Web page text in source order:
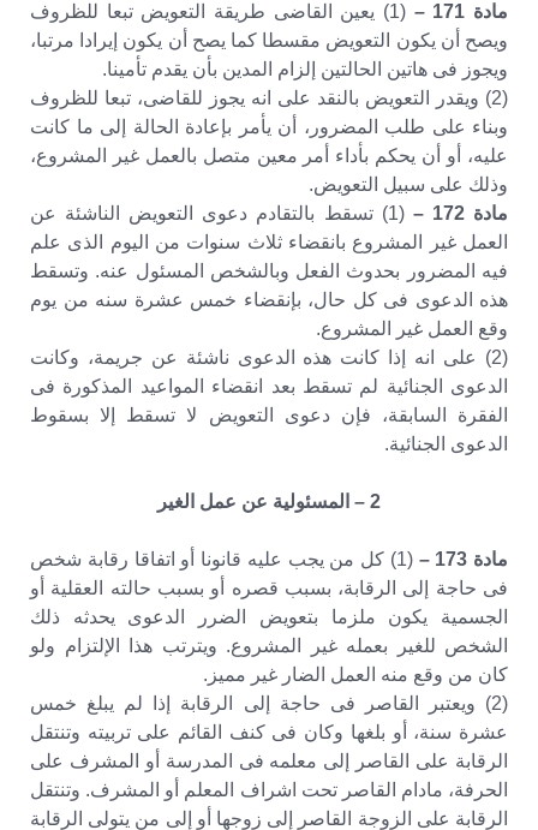
مادة 171 –
(1) يعين القاضى طريقة التعويض تبعا للظروف
ويصح أن يكون التعويض مقسطا كما يصح أن يكون إيرادا مرتبا،
ويجوز فى هاتين الحالتين إلزام المدين بأن يقدم تأمينا.
(2) ويقدر التعويض بالنقد على انه يجوز للقاضى، تبعا للظروف
وبناء على طلب المضرور، أن يأمر بإعادة الحالة إلى ما كانت
عليه، أو أن يحكم بأداء أمر معين متصل بالعمل غير المشروع،
وذلك على سبيل التعويض.
مادة 172 –
(1) تسقط بالتقادم دعوى التعويض الناشئة عن
العمل غير المشروع بانقضاء ثلاث سنوات من اليوم الذى علم
فيه المضرور بحدوث الفعل وبالشخص المسئول عنه. وتسقط
هذه الدعوى فى كل حال، بإنقضاء خمس عشرة سنه من يوم
وقع العمل غير المشروع.
(2) على انه إذا كانت هذه الدعوى ناشئة عن جريمة، وكانت
الدعوى الجنائية لم تسقط بعد انقضاء المواعيد المذكورة فى
الفقرة السابقة، فإن دعوى التعويض لا تسقط إلا بسقوط
الدعوى الجنائية.
2 – المسئولية عن عمل الغير
مادة 173 –
(1) كل من يجب عليه قانونا أو اتفاقا رقابة شخص
فى حاجة إلى الرقابة، بسبب قصره أو بسبب حالته العقلية أو
الجسمية يكون ملزما بتعويض الضرر الدعوى يحدثه ذلك
الشخص للغير بعمله غير المشروع. ويترتب هذا الإلتزام ولو
كان من وقع منه العمل الضار غير مميز.
(2) ويعتبر القاصر فى حاجة إلى الرقابة إذا لم يبلغ خمس
عشرة سنة، أو بلغها وكان فى كنف القائم على تربيته وتنتقل
الرقابة على القاصر إلى معلمه فى المدرسة أو المشرف على
الحرفة، مادام القاصر تحت اشراف المعلم أو المشرف. وتنتقل
الرقابة على الزوجة القاصر إلى زوجها أو إلى من يتولى الرقابة